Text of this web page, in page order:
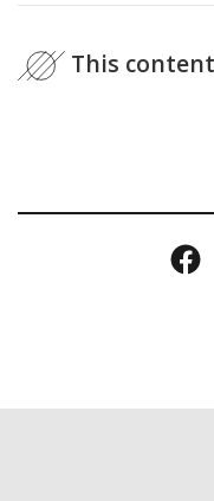
This